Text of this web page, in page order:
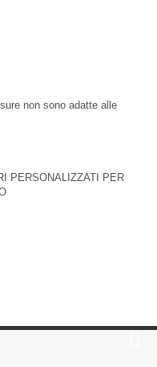
non sono adatte alle
PERSONALIZZATI PER